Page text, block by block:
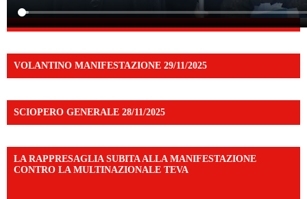
VOLANTINO MANIFESTAZIONE 29/11/2025
SCIOPERO GENERALE 28/11/2025
LA RAPPRESAGLIA SUBITA ALLA MANIFESTAZIONE
CONTRO LA MULTINAZIONALE TEVA